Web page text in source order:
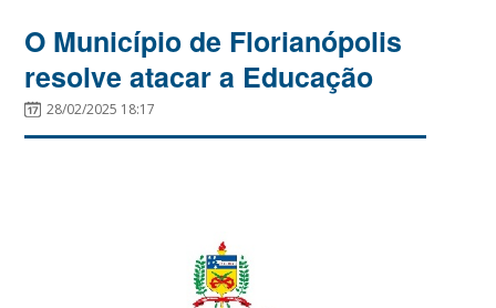
O Município de Florianópolis
resolve atacar a Educação
28/02/2025 18:17